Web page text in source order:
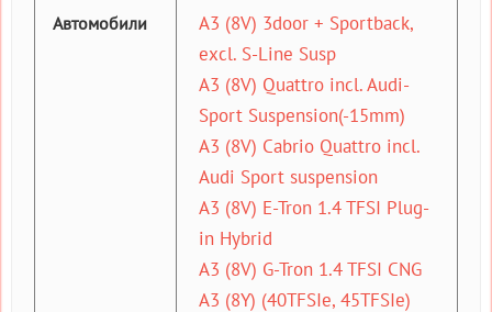
Автомобили
A3 (8V) 3door + Sportback,
excl. S-Line Susp
A3 (8V) Quattro incl. Audi-
Sport Suspension(-15mm)
A3 (8V) Cabrio Quattro incl.
Audi Sport suspension
A3 (8V) E-Tron 1.4 TFSI Plug-
in Hybrid
A3 (8V) G-Tron 1.4 TFSI CNG
A3 (8Y) (40TFSIe, 45TFSIe)